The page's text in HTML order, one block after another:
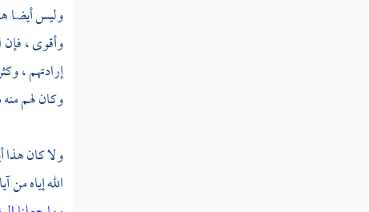
وليس أيضا
وأقوى ،
إرادتهم ،
وكان لهم
ولا كان هذا
الله إياه